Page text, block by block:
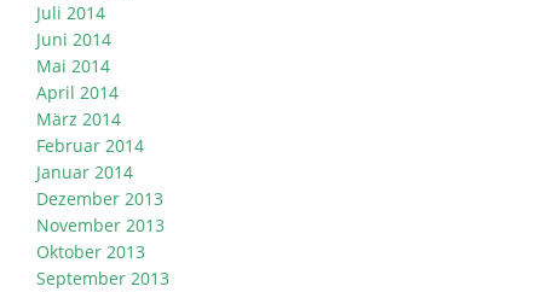
Juli 2014
Juni 2014
Mai 2014
April 2014
März 2014
Februar 2014
Januar 2014
Dezember 2013
November 2013
Oktober 2013
September 2013